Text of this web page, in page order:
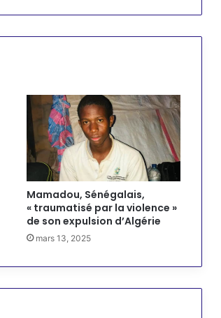
Mamadou, Sénégalais,
« traumatisé par la violence »
de son expulsion d’Algérie
mars 13, 2025